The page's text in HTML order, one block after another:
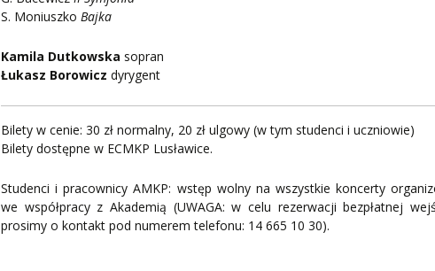
S. Moniuszko Bajka
Kamila Dutkowska sopran
Łukasz Borowicz dyrygent
Bilety w cenie: 30 zł normalny, 20 zł ulgowy (w tym studenci i uczniowie)
Bilety dostępne w ECMKP Lusławice.
Studenci i pracownicy AMKP: wstęp wolny na wszystkie koncerty
we współpracy z Akademią (UWAGA: w celu rezerwacji bezpłatnej
prosimy o kontakt pod numerem telefonu: 14 665 10 30).